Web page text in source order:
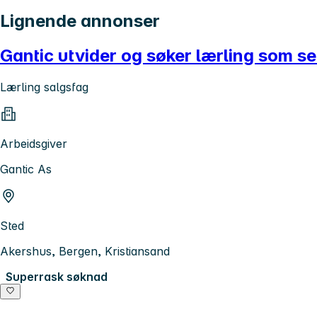
Lignende annonser
Gantic utvider og søker lærling som
Lærling salgsfag
Arbeidsgiver
Gantic As
Sted
Akershus, Bergen, Kristiansand
Superrask søknad